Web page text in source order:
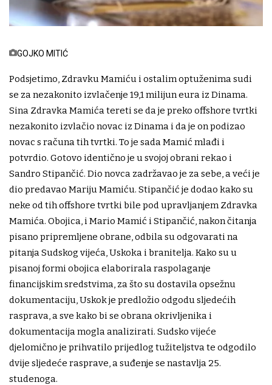
GOJKO MITIĆ
Podsjetimo, Zdravku Mamiću i ostalim optuženima sudi
se za nezakonito izvlačenje 19,1 milijun eura iz Dinama.
Sina Zdravka Mamića tereti se da je preko offshore tvrtki
nezakonito izvlačio novac iz Dinama i da je on podizao
novac s računa tih tvrtki. To je sada Mamić mlađi i
potvrdio. Gotovo identično je u svojoj obrani rekao i
Sandro Stipančić. Dio novca zadržavao je za sebe, a veći je
dio predavao Mariju Mamiću. Stipančić je dodao kako su
neke od tih offshore tvrtki bile pod upravljanjem Zdravka
Mamića. Obojica, i Mario Mamić i Stipančić, nakon čitanja
pisano pripremljene obrane, odbila su odgovarati na
pitanja Sudskog vijeća, Uskoka i branitelja. Kako su u
pisanoj formi obojica elaborirala raspolaganje
financijskim sredstvima, za što su dostavila opsežnu
dokumentaciju, Uskok je predložio odgodu sljedećih
rasprava, a sve kako bi se obrana okrivljenika i
dokumentacija mogla analizirati. Sudsko vijeće
djelomično je prihvatilo prijedlog tužiteljstva te odgodilo
dvije sljedeće rasprave, a suđenje se nastavlja 25.
studenoga.